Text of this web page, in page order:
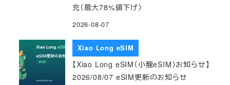
充（最大78%値下げ）
2026-08-07
Xiao Long eSIM
【Xiao Long eSIM（小龍eSIM）お知らせ】
2026/08/07 eSIM更新のお知らせ